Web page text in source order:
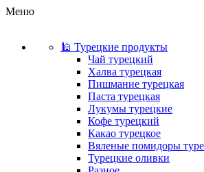
Меню
🕌 Турецкие продукты
Чай турецкий
Халва турецкая
Пишмание турецкая
Паста турецкая
Лукумы турецкие
Кофе турецкий
Какао турецкое
Вяленые помидоры
Турецкие оливки